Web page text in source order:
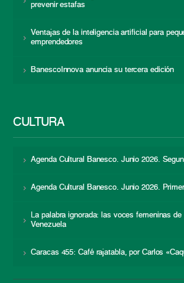
prevenir estafas
Ventajas de la inteligencia artificial para
emprendedores
BanescoInnova anuncia su tercera edición
CULTURA
Agenda Cultural Banesco. Junio 2026.
Agenda Cultural Banesco. Junio 2026.
La palabra ignorada: las voces femeninas de
Venezuela
Caracas 455: Café rajatabla, por Carlos